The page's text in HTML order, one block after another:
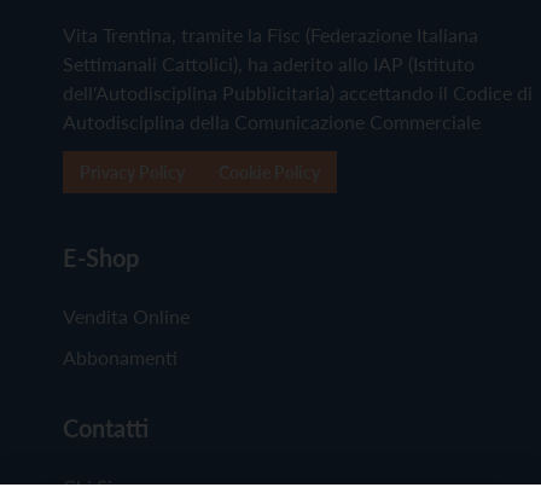
Vita Trentina, tramite la Fisc (Federazione Italiana
Settimanali Cattolici), ha aderito allo IAP (Istituto
dell'Autodisciplina Pubblicitaria) accettando il Codice di
Autodisciplina della Comunicazione Commerciale
E-Shop
Vendita Online
Abbonamenti
Contatti
Chi Siamo